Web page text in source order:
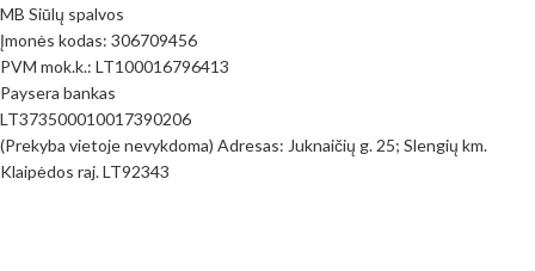
MB Siūlų spalvos
Įmonės kodas: 306709456
PVM mok.k.: LT100016796413
Paysera bankas
LT373500010017390206
(Prekyba vietoje nevykdoma) Adresas: Juknaičių g. 25; Slengių km.
Klaipėdos raj. LT92343